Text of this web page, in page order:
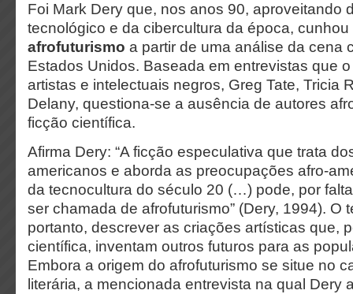
Foi Mark Dery que, nos anos 90, aproveitando
tecnológico e da cibercultura da época, cunhou
afrofuturismo a partir de uma análise da cena
Estados Unidos. Baseada em entrevistas que
artistas e intelectuais negros, Greg Tate, Tricia
Delany, questiona-se a ausência de autores
ficção científica.
Afirma Dery: “A ficção especulativa que trata
americanos e aborda as preocupações afro-
da tecnocultura do século 20 (…) pode, por
ser chamada de afrofuturismo” (Dery, 1994). O
portanto, descrever as criações artísticas que,
científica, inventam outros futuros para as
Embora a origem do afrofuturismo se situe no
literária, a mencionada entrevista na qual Dery